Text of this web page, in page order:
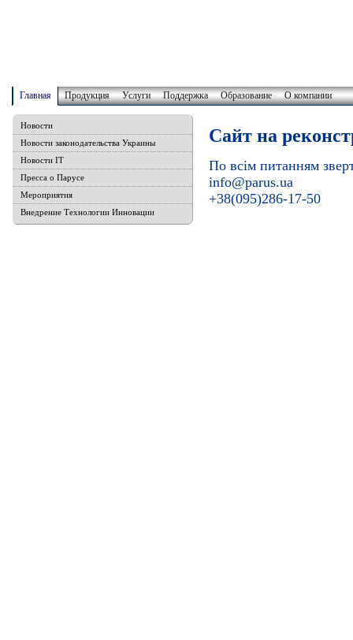
Главная Продукция Услуги Поддержка Образование О компании
Новости
Новости законодательства Украины
Новости IT
Пресса о Парусе
Мероприятия
Внедрение Технологии Инновации
Сайт на
По всім питанням
info@parus.ua
+38(095)286-17-50